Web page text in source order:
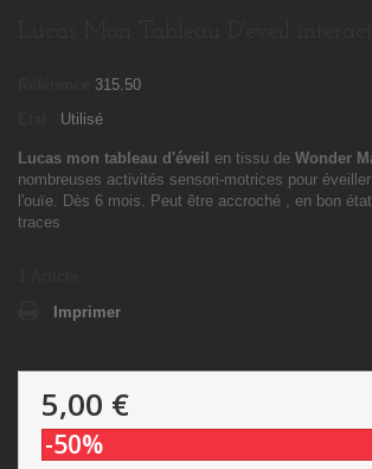
315.50
Utilisé
Lucas mon tableau d'éveil en tissu de Wonder
nombreuses activités sensori-motrices pour
l'ouïe. Dès 6 mois. Peut être accroché , en bon
traces
Imprimer
5,00 €
-50%